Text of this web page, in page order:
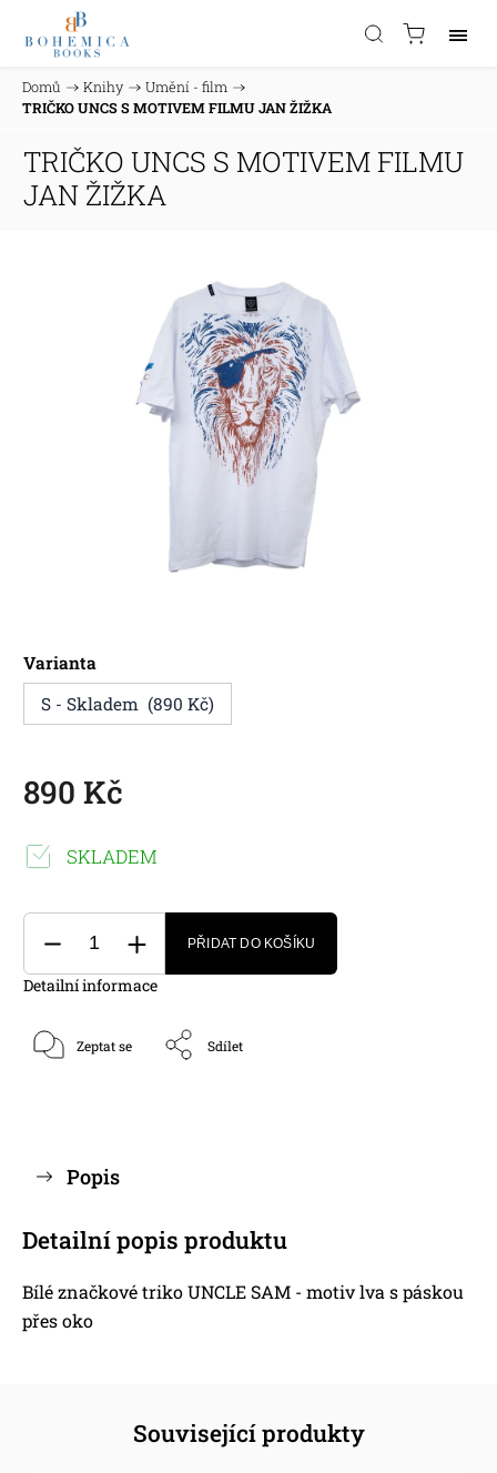
Domů / Knihy / Umění - film /
TRIČKO UNCS S MOTIVEM FILMU JAN ŽIŽKA
TRIČKO UNCS S MOTIVEM FILMU
JAN ŽIŽKA
Varianta
S - Skladem (890 Kč)
890 Kč
SKLADEM
PŘIDAT DO KOŠÍKU
Detailní informace
Zeptat se Sdílet
Popis
Detailní popis produktu
Bílé značkové triko UNCLE SAM - motiv lva s páskou
přes oko
Související produkty